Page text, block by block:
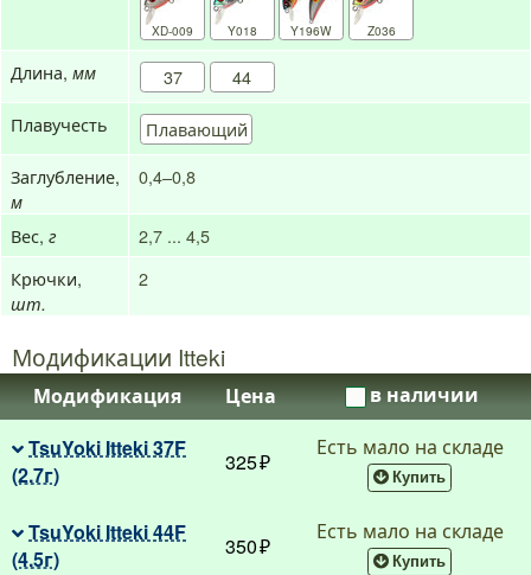
XD-009 Y018 Y196W Z036
Длина, мм 37
44
Плавучесть
Плавающий
Заглубление,
м
0,4–0,8
Вес, г
2,7 ... 4,5
Крючки,
шт.
2
Модификации Itteki
Модификация Цена
в наличии
TsuYoki Itteki 37F
(2.7г)
325
Есть мало на складе
Купить
TsuYoki Itteki 44F
(4.5г)
350
Есть мало на складе
Купить